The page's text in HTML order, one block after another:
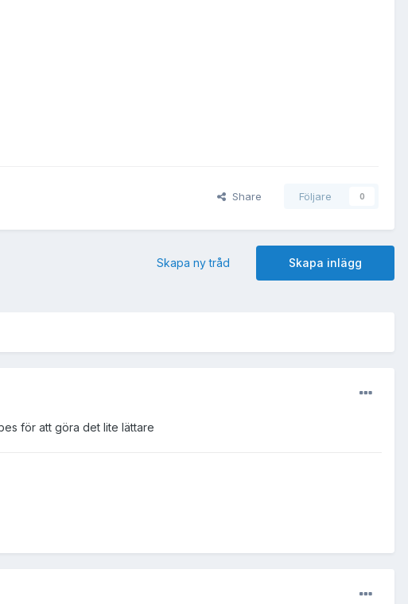
Share Följare 0
Skapa inlägg
Skapa ny tråd
för att göra det lite lättare